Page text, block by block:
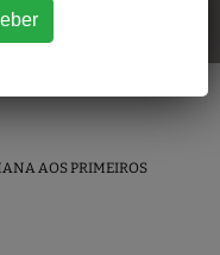
AOS PRIMEIROS